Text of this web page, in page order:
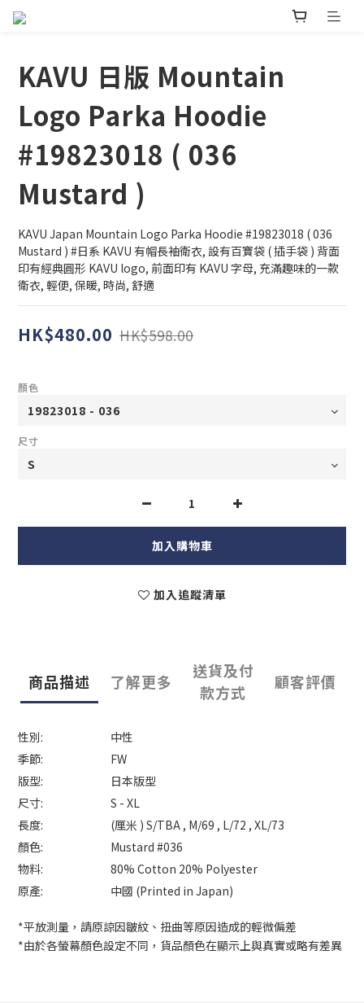
KAVU 日版 Mountain
Logo Parka Hoodie
#19823018 ( 036
Mustard )
KAVU Japan Mountain Logo Parka Hoodie #19823018 ( 036
Mustard ) #日系 KAVU 有帽長袖衛衣, 設有百寶袋 ( 插手袋 ) 背面
印有經典圓形 KAVU logo, 前面印有 KAVU 字母, 充滿趣味的一款
衛衣, 輕便, 保暖, 時尚, 舒適
HK$480.00 HK$598.00
顏色
尺寸
加入購物車
加入追蹤清單
商品描述 了解更多
送貨及付
款方式
顧客評價
性別:
中性
季節:
FW
版型:
日本版型
尺寸:
S - XL
長度:
(厘米 ) S/TBA , M/69 , L/72 , XL/73
顏色:
Mustard #036
物料:
80% Cotton 20% Polyester
原產:
中國 (Printed in Japan)
*平放測量，請原諒因皺紋、扭曲等原因造成的輕微偏差
*由於各螢幕顏色設定不同，貨品顏色在顯示上與真實或略有差異